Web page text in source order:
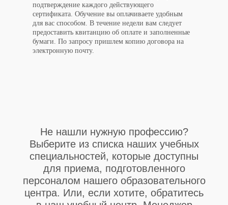
подтверждение каждого действующего
сертификата. Обучение вы оплачиваете удобным
для вас способом. В течение недели вам следует
предоставить квитанцию об оплате и заполненные
бумаги. По запросу пришлем копию договора на
электронную почту.
Не нашли нужную профессию?
Выберите из списка наших учебных
специальностей, которые доступны
для приема, подготовленного
персоналом нашего образовательного
центра. Или, если хотите, обратитесь